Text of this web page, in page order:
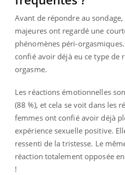
Avant de répondre au
majeures ont regardé une
phénomènes péri-
confié avoir déjà eu ce type de
orgasme.
Les réactions émotionnelles
(88 %), et cela se voit dans les
femmes ont confié avoir déjà
expérience sexuelle positive.
ressenti de la tristesse. Le
réaction totalement opposée
!